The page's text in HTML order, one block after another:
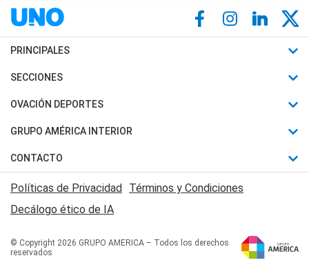
PRINCIPALES
Últimas Noticias
Política
Judiciales
Economia
SECCIONES
Horóscopo
Motores
Trucos caseros
Series y Películas
Edictos y Solicitadas
OVACIÓN DEPORTES
Fútbol
Mundial
Automovilismo
Rugby
Básquet
GRUPO AMÉRICA INTERIOR
Canal 7 en Vivo
San Juan 8
CONTACTO
Acerca de Nosotros
Contactanos
Políticas de Privacidad Términos y Condiciones
Decálogo ético de IA
© Copyright 2026 GRUPO AMERICA – Todos los derechos
reservados